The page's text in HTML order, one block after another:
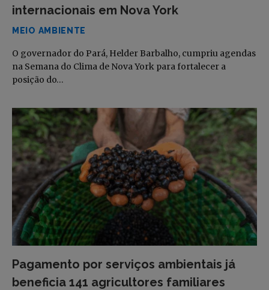
internacionais em Nova York
MEIO AMBIENTE
O governador do Pará, Helder Barbalho, cumpriu agendas
na Semana do Clima de Nova York para fortalecer a
posição do…
Pagamento por serviços ambientais já
beneficia 141 agricultores familiares